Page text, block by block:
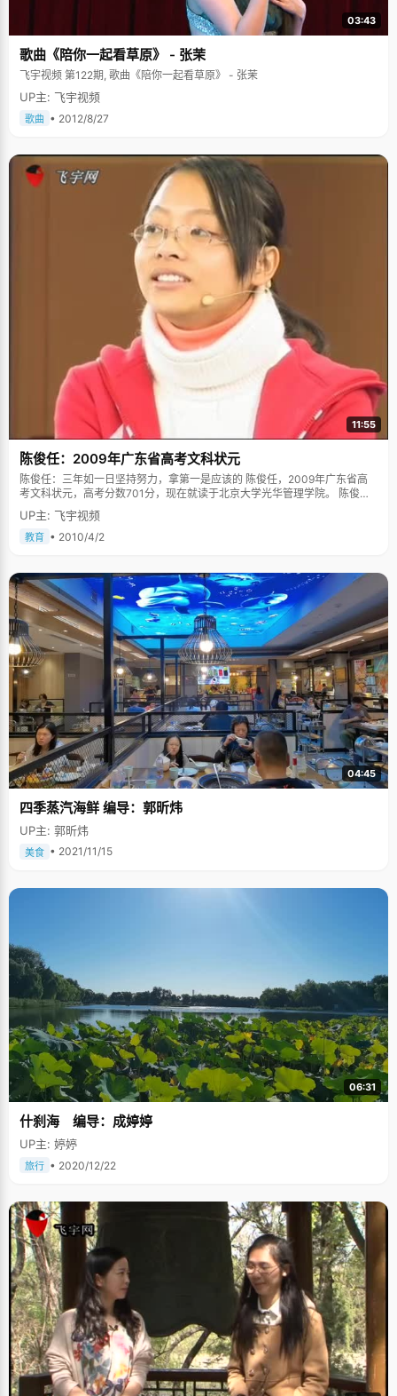
03:43
歌曲《陪你一起看草原》 - 张茉
飞宇视频 第122期, 歌曲《陪你一起看草原》 - 张茉
UP主: 飞宇视频
歌曲 • 2012/8/27
11:55
陈俊任：2009年广东省高考文科状元
陈俊任：三年如一日坚持努力，拿第一是应该的 陈俊任，2009年广东省高
考文科状元，高考分数701分，现在就读于北京大学光华管理学院。 陈俊任
拿到状元的时候，过于平静的态度让很多记者感觉惊讶，但对于陈俊任来
说，她已经习惯了第一，习惯了比别人优秀，学习对于陈俊任，是一种发内
心，不断征服的满足。就像我们存了很多零花钱，终于可以买到自己喜欢的
注意培养孩子的学习兴趣和学习习惯，通过生活中的事物点滴启蒙，循循善
诱。"妈妈经常在上班的路上教我识字，看到什么就教我什么。比如过马路看
到红绿灯，就教我&lsquo;灯&rsquo;字怎么写。第二天再路过这里，就问我
还记得&lsquo;灯&rsquo;字怎么写吗？然后教我张灯结彩这个词，第三天在
&lsquo;张灯结彩&rsquo;的基础上，教我一句话。"就这样，在上学之前，陈
俊任已经认识了很多的词句，并且形成了很好的思维和学习习惯。 陈俊任的
爸爸是一名医生，为参加各种考试，常常在家以书为伴。受爸爸影响，陈俊
任从小就喜欢看书，妈妈买回来的小人书几天就看完了，和书籍结下不解之
缘。 拿第一是应该的 小学的第一次考试，陈俊任就拿了双百，是班上的第一
名，回家后非常高兴的把成绩拿给妈妈炫耀，结果妈妈跟老师的夸奖不一
样，是一脸不以为然的表情，"这是你应该得到的。"此后，陈俊任连续拿了
很多第一，从刚刚开始的兴奋和炫耀，渐渐形成了习惯和当然，"小学到高
中，一直都是第一，一般情况都要比别人高很多分"，陈俊任说，"这都是我
努力和坚持的结果"。 高中后的目标非常明确，就是上一所好的大学，为此，
陈俊任知道"必须三年如一日的努力学习"。每天早上6：00，陈俊任准时坐
在校园里，开始一天的学习。冬天天亮得比较晚，教室还没开门，她就跑到
路灯下看书，来回巡视的保安都已经熟悉了她的背影并记住了这个刻苦的小
快，做题快，吃饭快。 为节省时间，陈俊任把一切的走都变成了跑，上课的
路上，吃饭的路上，都用跑来代替，"节约出的时间可以多做几道练习题"。
回来，只用了五分钟，"陈俊任说，"我的生活节奏比别人快很多，很少有同
无涯苦作舟是不对的，应该是学海无涯乐作舟"，陈俊任说，"对我来说，学
习就是兴趣，每攻克一道题我都挺有成就感的。" 跑步能手 陈俊任擅于跑
步，三岁起，她就跟着爸爸一起晨跑，跑完步，爸爸会给她讲个小故事。跑
步让陈俊任拿了不少奖，"200米、800米、接力赛我都参见，基本都能拿
奖，初中运动会回回都是第一名，高中就输过一次，拿了第二"，陈俊任
说，"高中的时候，我每天晚上都要跑上1600米，除了锻炼身体，这也是一
种派遣压力的方法。每次跑得特别累，大汗淋漓，心情会慢慢的平静放松下
来，所有的压力和烦恼都没有了，再去学习就感觉效率特别高"。 听说，自从
陈俊任当了状元后，现在高中里几乎所有人都在"跑"，效仿她当初的样子。
分开来说，每一件事情都很简单，难度在于三年如一日的坚持，这正是没有
第二个陈俊任的原因。
UP主: 飞宇视频
教育 • 2010/4/2
04:45
四季蒸汽海鲜 编导：郭昕炜
UP主: 郭昕炜
美食 • 2021/11/15
06:31
什刹海 编导：成婷婷
UP主: 婷婷
旅行 • 2020/12/22